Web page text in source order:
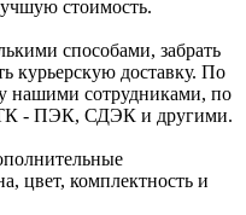
стоимость.
способами, забрать
курьерскую доставку. По
нашими сотрудниками, по
ТК - ПЭК, СДЭК и другими.
цвет, комплектность и